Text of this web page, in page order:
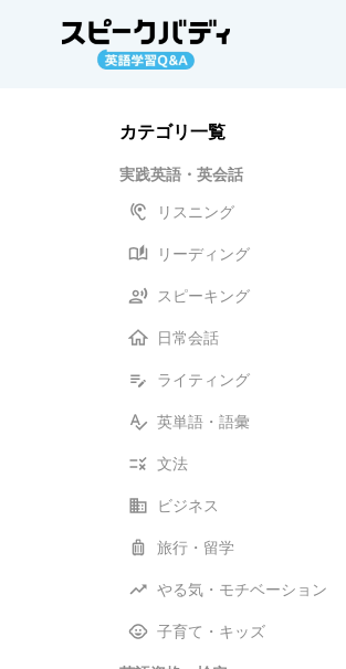
カテゴリ一覧
実践英語・英会話
リスニング
リーディング
スピーキング
日常会話
ライティング
英単語・語彙
文法
ビジネス
旅行・留学
やる気・モチベーション
子育て・キッズ